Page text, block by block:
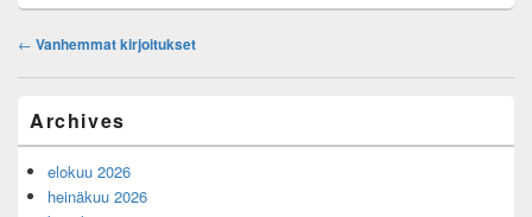
Post
← Vanhemmat kirjoitukset
Sidebar
Area
Archives
elokuu 2026
heinäkuu 2026